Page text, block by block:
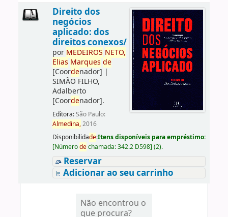
Direito dos
negócios
aplicado: dos
direitos conexos/
por MEDEIROS NETO,
Elias Marques de
[Coordenador] |
SIMÃO FILHO,
Adalberto
[Coordenador].
Editora:São Paulo:
Almedina,2016
Disponibilidade:Itens disponíveis para empréstimo:
[Númerodechamada:342.2 D598] (2).
Reservar
Adicionar ao seu carrinho
Não encontrou o
que procura?